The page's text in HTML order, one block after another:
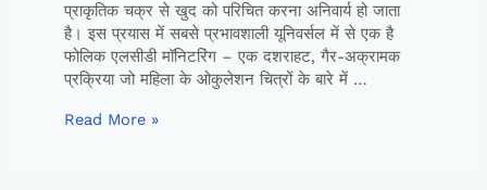
प्राकृतिक चक्र से खुद को परिचित करना अनिवार्य हो जाता
है। इस प्रयास में सबसे प्रभावशाली यूनिवर्सल में से एक है
फोलिक एलसीडी मॉनिटरिंग – एक दशराहट, गैर-अक्रामक
प्रक्रिया जो महिला के ओकुलेशन चित्रों के बारे में …
Read More »